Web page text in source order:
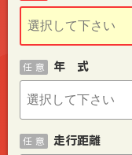
年 式
任 意
走行距離
任 意